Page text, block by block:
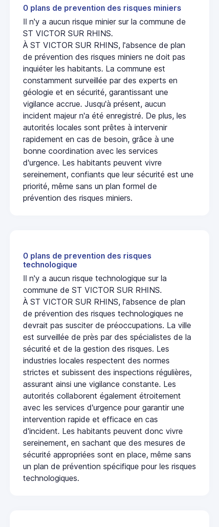
0 plans de prevention des risques miniers
Il n'y a aucun risque minier sur la commune de
ST VICTOR SUR RHINS.
À ST VICTOR SUR RHINS, l'absence de plan
de prévention des risques miniers ne doit pas
inquiéter les habitants. La commune est
constamment surveillée par des experts en
géologie et en sécurité, garantissant une
vigilance accrue. Jusqu'à présent, aucun
incident majeur n'a été enregistré. De plus, les
autorités locales sont prêtes à intervenir
rapidement en cas de besoin, grâce à une
bonne coordination avec les services
d'urgence. Les habitants peuvent vivre
sereinement, confiants que leur sécurité est une
priorité, même sans un plan formel de
prévention des risques miniers.
0 plans de prevention des risques
technologique
Il n'y a aucun risque technologique sur la
commune de ST VICTOR SUR RHINS.
À ST VICTOR SUR RHINS, l'absence de plan
de prévention des risques technologiques ne
devrait pas susciter de préoccupations. La ville
est surveillée de près par des spécialistes de la
sécurité et de la gestion des risques. Les
industries locales respectent des normes
strictes et subissent des inspections régulières,
assurant ainsi une vigilance constante. Les
autorités collaborent également étroitement
avec les services d'urgence pour garantir une
intervention rapide et efficace en cas
d'incident. Les habitants peuvent donc vivre
sereinement, en sachant que des mesures de
sécurité appropriées sont en place, même sans
un plan de prévention spécifique pour les risques
technologiques.